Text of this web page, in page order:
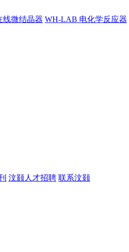
线微结晶器 WH-LAB 电化学反应器
汶颢人才招聘 联系汶颢